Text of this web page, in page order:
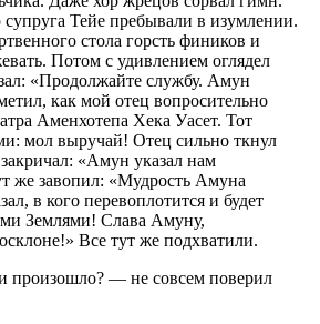
Тейе пребывали в изумлении.
стола горсть фиников и
Потом с удивлением оглядел
«Продолжайте службу. Амун
как мой отец вопросительно
Аменхотепа Хека Уасет. Тот
мол выручай! Отец сильно ткнул
«Амун указал нам
же завопил: «Мудрость Амуна
в кого перевоплотится и будет
Землями! Слава Амуну,
Все тут же подхватили.
произошло? — не совсем поверил